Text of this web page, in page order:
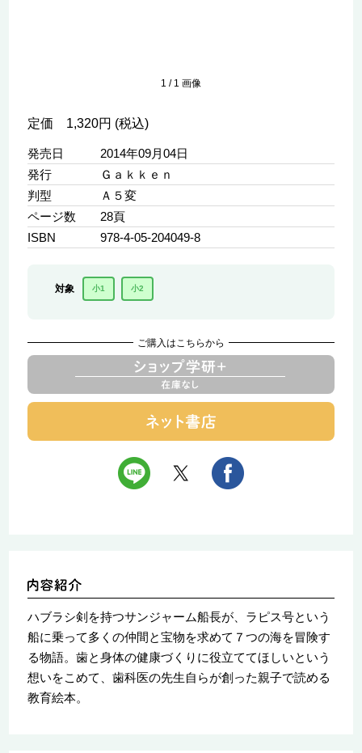
1 / 1 画像
定価 1,320円 (税込)
発売日
2014年09月04日
発行
Ｇａｋｋｅｎ
判型
Ａ５変
ページ数
28頁
ISBN
978-4-05-204049-8
対象 小1 小2
ご購入はこちらから
ハブラシ剣を持つサンジャーム船長が、ラピス号という
船に乗って多くの仲間と宝物を求めて７つの海を冒険す
る物語。歯と身体の健康づくりに役立ててほしいという
想いをこめて、歯科医の先生自らが創った親子で読める
教育絵本。